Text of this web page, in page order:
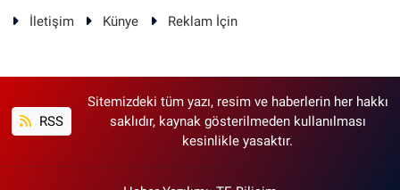
İletişim Künye Reklam İçin
RSS
Sitemizdeki tüm yazı, resim ve haberlerin her hakkı
saklıdır, kaynak gösterilmeden kullanılması
kesinlikle yasaktır.